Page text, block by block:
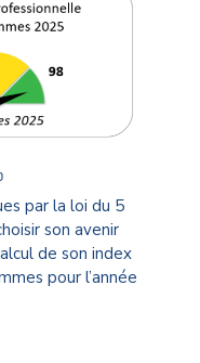
par la loi du 5
son avenir
de son index
pour l’année